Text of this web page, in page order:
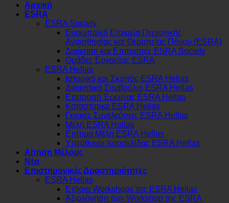
Αρχική
ESRA
ESRA Society
Ευρωπαϊκή Εταιρεία Περιοχικής
Αναισθησίας και Θεραπείας Πόνου (ESRA)
Διοίκηση και Επιτροπές ESRA Society
Ομάδες Εργασίας ESRA
ESRA Hellas
Ιστορικό και Σκοπός ESRA Hellas
Διοικητικό Συμβούλιο ESRA Hellas
Επιτροπή Έρευνας ESRA Hellas
Καταστατικό ESRA Hellas
Γενικές Συνελεύσεις ESRA Hellas
Μέλη ESRA Hellas
Επίτιμα Μέλη ESRA Hellas
Υπεύθυνοι Ιστοσελίδας ESRA Hellas
Αίτηση Μέλους
Νέα
Επιστημονικές Δραστηριότητες
ESRA Hellas
Ετήσια Workshops της ESRA Hellas
Αξιολόγηση των Workshop της ESRA